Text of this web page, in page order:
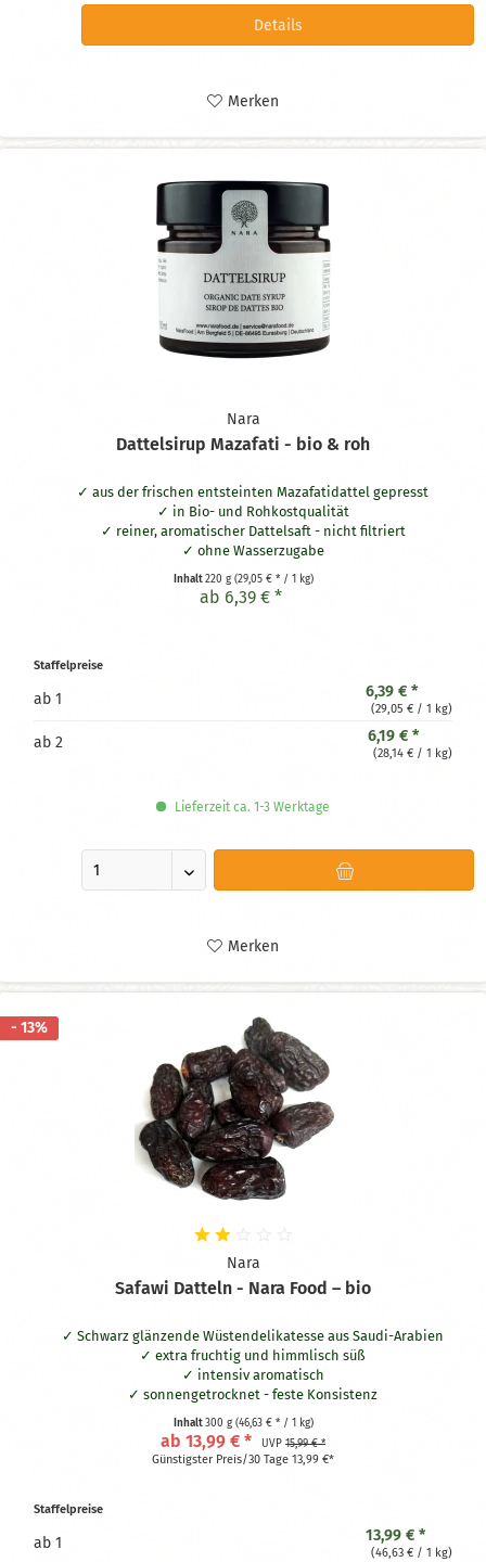
Details
Merken
Nara
Dattelsirup Mazafati - bio & roh
aus der frischen entsteinten Mazafatidattel gepresst
in Bio- und Rohkostqualität
reiner, aromatischer Dattelsaft - nicht filtriert
ohne Wasserzugabe
gepresst bei unter 40°C
Inhalt220 g (29,05 € * / 1 kg)
ab 6,39 € *
Staffelpreise
ab 1 6,39 € *
(29,05 € / 1 kg)
ab 2 6,19 € *
(28,14 € / 1 kg)
Lieferzeit ca. 1-3 Werktage
Merken
- 13%
Nara
Safawi Datteln - Nara Food – bio
Schwarz glänzende Wüstendelikatesse aus Saudi-Arabien
extra fruchtig und himmlisch süß
intensiv aromatisch
sonnengetrocknet - feste Konsistenz
Inhalt300 g (46,63 € * / 1 kg)
ab 13,99 € * UVP15,99 € *
Günstigster Preis/30 Tage 13,99 €*
Staffelpreise
ab 1 13,99 € *
(46,63 € / 1 kg)